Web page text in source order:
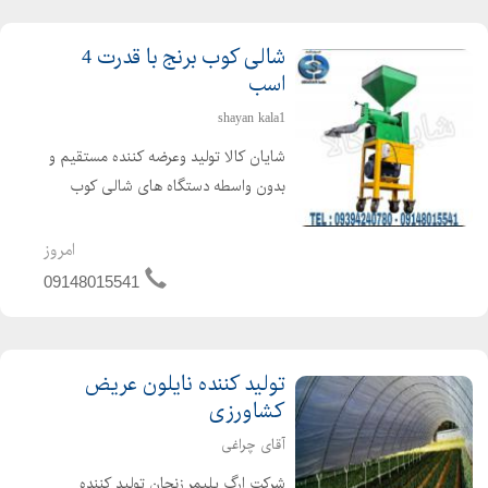
شالی کوب برنج با قدرت 4
اسب
shayan kala1
شایان کالا تولید وعرضه کننده مستقیم و
بدون واسطه دستگاه های شالی کوب
کارگاهی برنج و دستگاه شالی کوب سیار
با بهترین کیفیت و کمترین افت محصول.
امروز
09148015541
تولید کننده نایلون عریض
کشاورزی
آقای چراغی